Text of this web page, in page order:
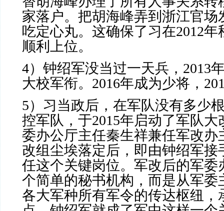
家落户。把胡海峰弄到浙江官场
吃定心丸。这确保了习在2012年
顺利上位。
4）钟绍军没当过一天兵， 2013
大校军衔。 2016年成为少将，
5）习当政后，在军队没有多少
控军队，于2015年启动了军队大
委办公厅主任秦生祥兼任军改办
改组尘埃落定后，即由钟绍军接
任这个关键岗位。军改后的军委
个简单的秘书机构，而是从军委
各大军种所有军令的传达枢纽，